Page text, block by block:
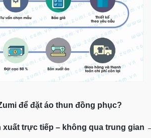
để đặt áo thun đồng phục?
trực tiếp – không qua trung gian